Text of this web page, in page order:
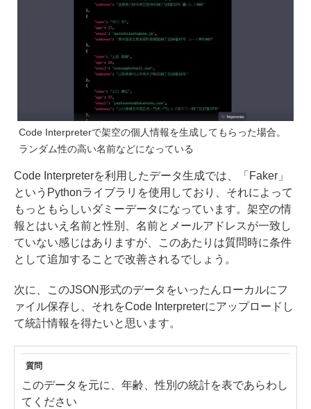
Code Interpreterで架空の個人情報を生成してもらった場合。
ランダム性の高い名前などになっている
Code Interpreterを利用したデータ生成では、「Faker」
というPythonライブラリを使用しており、それによって
もっともらしいダミーデータになっています。架空の情
報とはいえ名前と性別、名前とメールアドレスが一致し
ていない感じはありますが、このあたりは質問時に条件
として追加することで改善されるでしょう。
次に、このJSON形式のデータをいったんローカルにフ
ァイル保存し、それをCode Interpreterにアップロードし
て統計情報を得たいと思います。
質問
このデータを元に、年齢、性別の統計を表であらわし
てください